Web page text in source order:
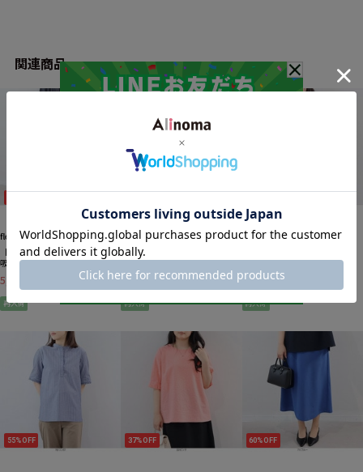
関連商品
fleur by mint breeze
【タイムセール】【接触冷感・
吸水速乾】リネンライク ストレ
ートパンツ LL/3L/4L/5L fleur by
mint breeze
5,346円
再入荷
fleur by mint breeze
【接触冷感・抗菌消臭】フリル
ネックタックブラウス
LL/3L/4L/5L/6L fleur by mint
3,850円 税込
再入荷
fleur by mint breeze
抗菌消臭】さらさらジョーゼッ
トプリーツブラウス LL/3L/4L/5L
7,040円 税込
再入荷
55%OFF 37%OFF 60%OFF